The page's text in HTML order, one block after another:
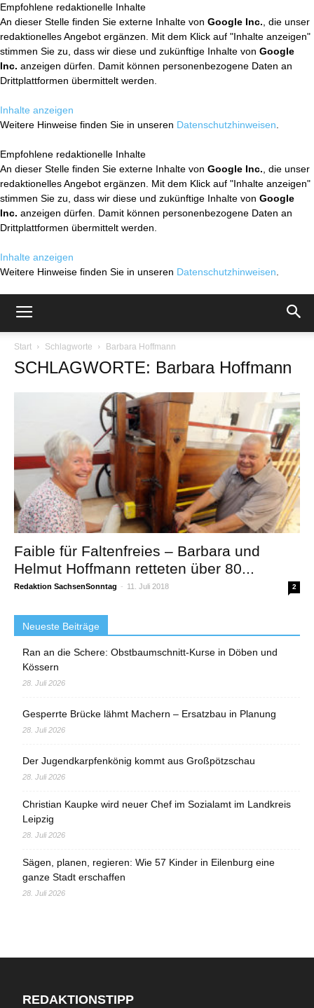
Empfohlene redaktionelle Inhalte
An dieser Stelle finden Sie externe Inhalte von Google Inc. , die unser
redaktionelles Angebot ergänzen. Mit dem Klick auf "Inhalte anzeigen"
stimmen Sie zu, dass wir diese und zukünftige Inhalte von Google
Inc. anzeigen dürfen. Damit können personenbezogene Daten an
Drittplattformen übermittelt werden.
Inhalte anzeigen
Weitere Hinweise finden Sie in unseren Datenschutzhinweisen
Empfohlene redaktionelle Inhalte
An dieser Stelle finden Sie externe Inhalte von Google Inc. , die unser
redaktionelles Angebot ergänzen. Mit dem Klick auf "Inhalte anzeigen"
stimmen Sie zu, dass wir diese und zukünftige Inhalte von Google
Inc. anzeigen dürfen. Damit können personenbezogene Daten an
Drittplattformen übermittelt werden.
Inhalte anzeigen
Weitere Hinweise finden Sie in unseren Datenschutzhinweisen
Start Schlagworte Barbara Hoffmann
SCHLAGWORTE: Barbara Hoffmann
Faible für Faltenfreies – Barbara und
Helmut Hoffmann retteten über 80...
Redaktion SachsenSonntag - 11. Juli 2018 2
Neueste Beiträge
Ran an die Schere: Obstbaumschnitt-Kurse in Döben und
Kössern
28. Juli 2026
Gesperrte Brücke lähmt Machern – Ersatzbau in Planung
28. Juli 2026
Der Jugendkarpfenkönig kommt aus Großpötzschau
28. Juli 2026
Christian Kaupke wird neuer Chef im Sozialamt im Landkreis
Leipzig
28. Juli 2026
Sägen, planen, regieren: Wie 57 Kinder in Eilenburg eine
ganze Stadt erschaffen
28. Juli 2026
REDAKTIONSTIPP